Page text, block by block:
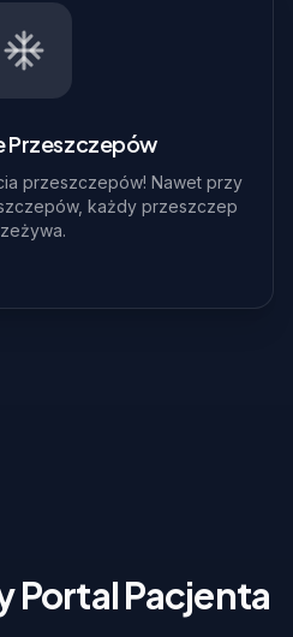
Przeszczepów
przeszczepów! Nawet przy
każdy przeszczep
Portal Pacjenta